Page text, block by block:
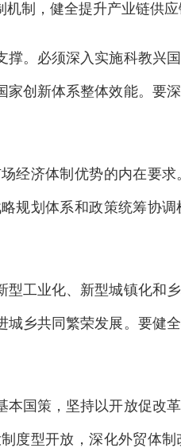
制，健全提升产业链供应
必须深入实施科教兴国
创新体系整体效能。要
济体制优势的内在要求
规划体系和政策统筹协
业化、新型城镇化和
乡共同繁荣发展。要健
策，坚持以开放促改
度型开放，深化外贸体